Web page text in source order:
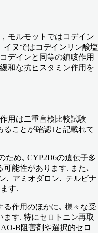
モルモットではコデイン
イヌではコデインリン酸塩
デインと同等の鎮咳作用
和な抗ヒスタミン作用を
用は二重盲検比較試験
ことが確認｣と記載れて
ため､ CYP2D6の遺伝子多
能性があります. また､
､ アミオダロン､ テルビナ
す.
る作用のほかに､ 様々な受
す. 特にセロトニン再取
B阻害剤や選択的セロ